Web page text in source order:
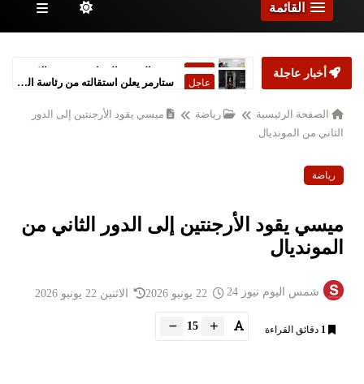
القائمة
أخبار عاجلة عاجل
الصفحة الرئيسية رياضة
ميسي يقود الأرجنتين إلى الدور
الثاني من المونديال
رياضة
ميسي يقود الأرجنتين إلى الدور الثاني من
المونديال
شمس اليوم نيوز 24 الاثنين 22 يونيو 2026
1 دقائق القراءة 15